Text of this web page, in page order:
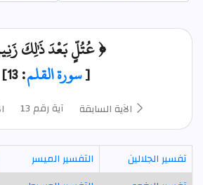
﴿ عُتُلٍّ بَعْدَ ذَٰلِكَ
[سورة القلم: 13]
الآية السابقة آية رقم 13
تفسير الجلالين التفسير الميسر